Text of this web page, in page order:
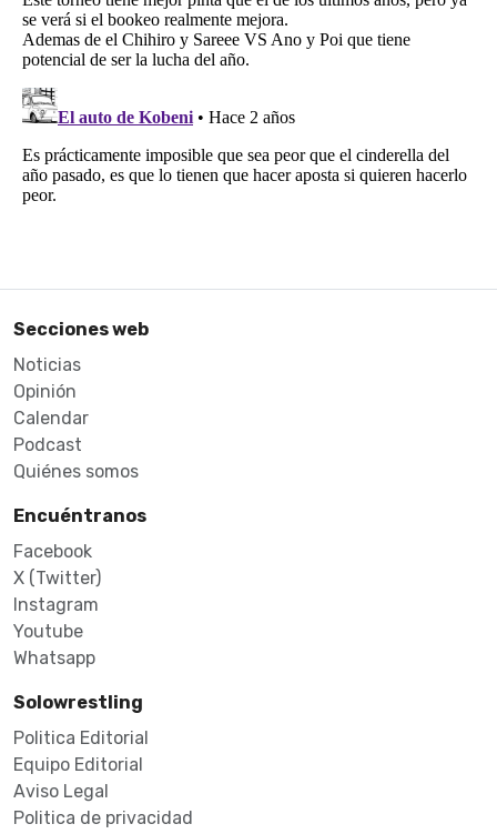
Secciones web
Noticias
Opinión
Calendar
Podcast
Quiénes somos
Encuéntranos
Facebook
X (Twitter)
Instagram
Youtube
Whatsapp
Solowrestling
Politica Editorial
Equipo Editorial
Aviso Legal
Politica de privacidad